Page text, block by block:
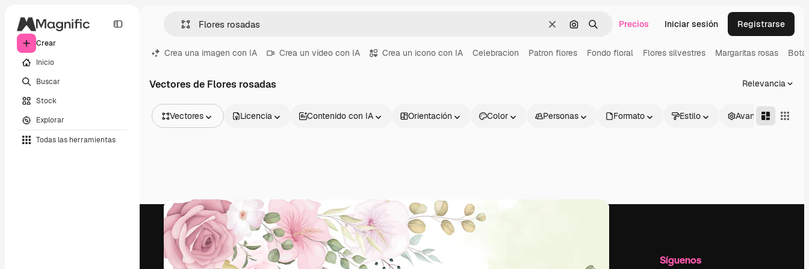
Crear
Inicio
Buscar
Stock
Explorar
Todas las herramientas
BorrarBuscar por imagen
BuscarPrecios Iniciar sesión Registrarse
Crea una imagen con IA Crea un vídeo con IA Crea un icono con IA Celebracion Patron flores Fondo floral Flores silvestres Margaritas rosas
Vectores de Flores rosadas Relevancia
Vectores
Vídeos
Clips de vídeo
Motion graphics
Plantillas de vídeos
Iconos
Modelos 3D
Fuentes
Licencia Contenido con IA Orientación Color Personas Formato Estilo Avanzado
Productos Síguenos